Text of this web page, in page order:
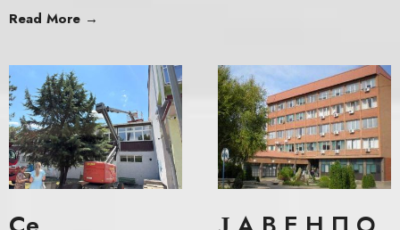
Read More →